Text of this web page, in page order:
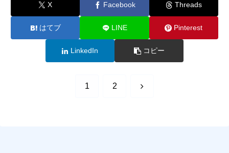
X Facebook Threads
はてブ LINE Pinterest
LinkedIn コピー
1 2 次